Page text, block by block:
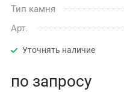
Тип камня
Арт.
Уточнять наличие
по запросу